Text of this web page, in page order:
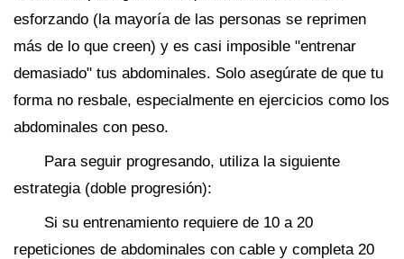
esforzando (la mayoría de las personas se reprimen
más de lo que creen) y es casi imposible "entrenar
demasiado" tus abdominales. Solo asegúrate de que tu
forma no resbale, especialmente en ejercicios como los
abdominales con peso.
Para seguir progresando, utiliza la siguiente
estrategia (doble progresión):
Si su entrenamiento requiere de 10 a 20
repeticiones de abdominales con cable y completa 20